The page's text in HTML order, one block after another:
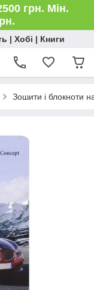
грн. Мін.
| Хобі | Книги
Зошити і блокноти